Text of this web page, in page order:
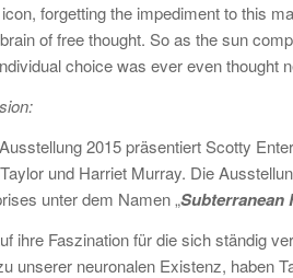
forgetting the impediment to this
of free thought. So as the sun
choice was ever even thought
2015 präsentiert Scotty
und Harriet Murray. Die
unter dem Namen „Subterranean
ihre Faszination für die sich ständig
unserer neuronalen Existenz, haben